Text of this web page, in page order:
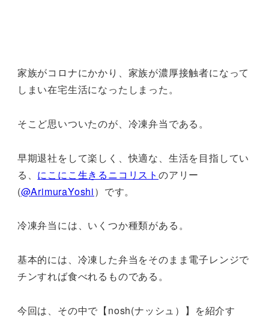
家族がコロナにかかり、家族が濃厚接触者になって
しまい在宅生活になったしまった。
そこど思いついたのが、冷凍弁当である。
早期退社をして楽しく、快適な、生活を目指してい
る、 にこにこ生きるニコリストのアリー
(@ArimuraYoshi）です。
冷凍弁当には、いくつか種類がある。
基本的には、冷凍した弁当をそのまま電子レンジで
チンすれば食べれるものである。
今回は、その中で【nosh(ナッシュ）】を紹介す